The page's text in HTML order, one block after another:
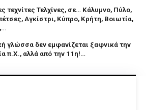
τεχνίτες Τελχίνες, σε… Κάλυμνο, Πύλο,
Αγκίστρι, Κύπρο, Κρήτη, Βοιωτία,
γλώσσα δεν εμφανίζεται ξαφνικά την
π.Χ., αλλά από την 11η!…